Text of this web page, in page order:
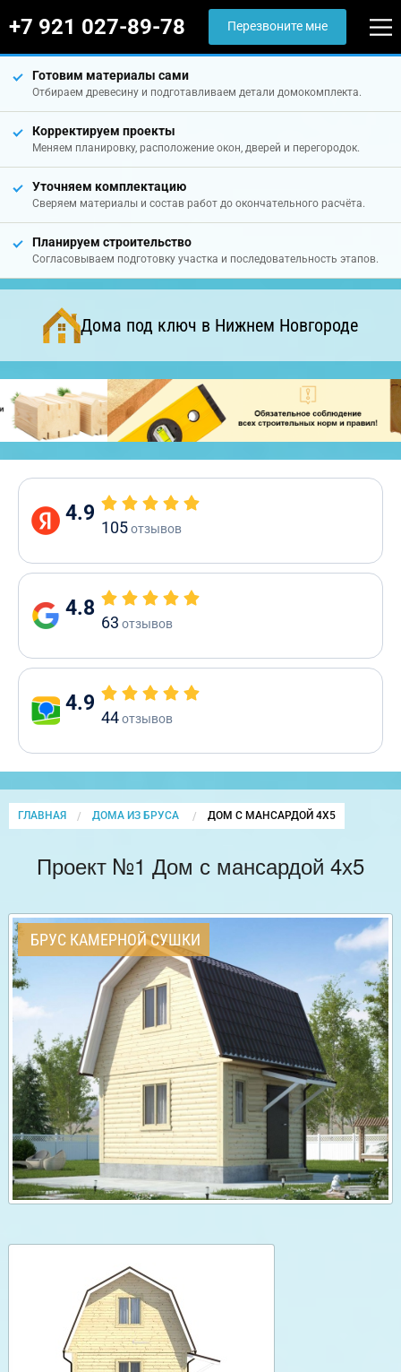
+7 921 027-89-78 Перезвоните мне
Готовим материалы сами
Отбираем древесину и подготавливаем детали домокомплекта.
Корректируем проекты
Меняем планировку, расположение окон, дверей и перегородок.
Уточняем комплектацию
Сверяем материалы и состав работ до окончательного расчёта.
Планируем строительство
Согласовываем подготовку участка и последовательность этапов.
Дома под ключ в Нижнем Новгороде
4.9
105отзывов
4.8
63 отзывов
4.9
44отзывов
ГЛАВНАЯ ДОМА ИЗ БРУСА CURRENT:
ДОМ С МАНСАРДОЙ 4Х5
Проект №1 Дом с мансардой 4х5
БРУС КАМЕРНОЙ СУШКИ